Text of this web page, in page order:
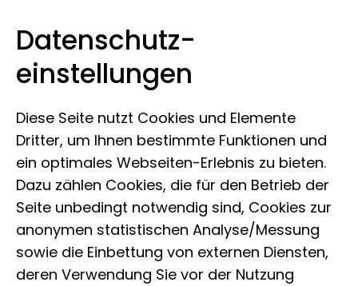
Zum Inhalt springen
Museum der Natur Hamburg
Datenschutz­
einstellungen
Diese Seite nutzt Cookies und Elemente
Dritter, um Ihnen bestimmte Funktionen und
ein optimales Webseiten-Erlebnis zu bieten.
Dazu zählen Cookies, die für den Betrieb der
Seite unbedingt notwendig sind, Cookies zur
anonymen statistischen Analyse/Messung
sowie die Einbettung von externen Diensten,
deren Verwendung Sie vor der Nutzung